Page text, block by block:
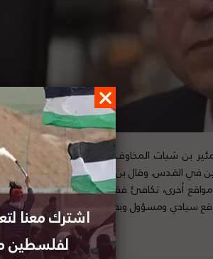
بن شبات المخاوف التي أعرب عنها نظيره
في القدس. وقال بن شبات إنّ التدخل الدولي
أخرى، تكافئ فقط الأشخاص الذين
سيادي ومسؤول وبفطرة سليمة على الرغم من
اشترك معنا
لفلسطين